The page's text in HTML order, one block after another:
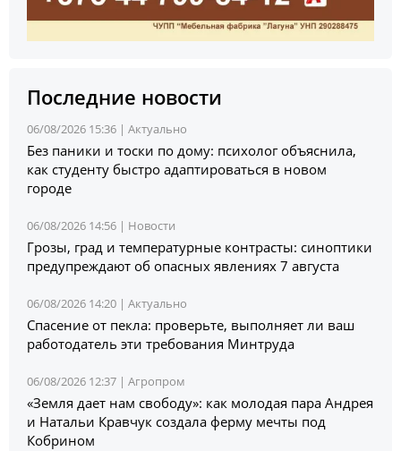
Последние новости
06/08/2026 15:36 | Актуально
Без паники и тоски по дому: психолог объяснила,
как студенту быстро адаптироваться в новом
городе
06/08/2026 14:56 | Новости
Грозы, град и температурные контрасты: синоптики
предупреждают об опасных явлениях 7 августа
06/08/2026 14:20 | Актуально
Спасение от пекла: проверьте, выполняет ли ваш
работодатель эти требования Минтруда
06/08/2026 12:37 | Агропром
«Земля дает нам свободу»: как молодая пара Андрея
и Натальи Кравчук создала ферму мечты под
Кобрином